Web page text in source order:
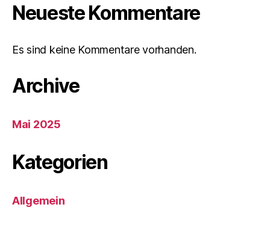
Neueste Kommentare
Es sind keine Kommentare vorhanden.
Archive
Mai 2025
Kategorien
Allgemein